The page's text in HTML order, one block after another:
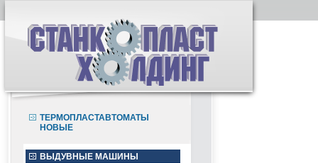
ТЕРМОПЛАСТАВТОМАТЫ
НОВЫЕ
ВЫДУВНЫЕ МАШИНЫ